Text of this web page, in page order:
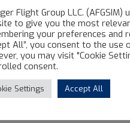
jeszcze
Flight Group LLC. (AFGSIM)
to give you the most
your preferences and
All”, you consent to the use
you may visit "Cookie
consent.
Settings Accept All